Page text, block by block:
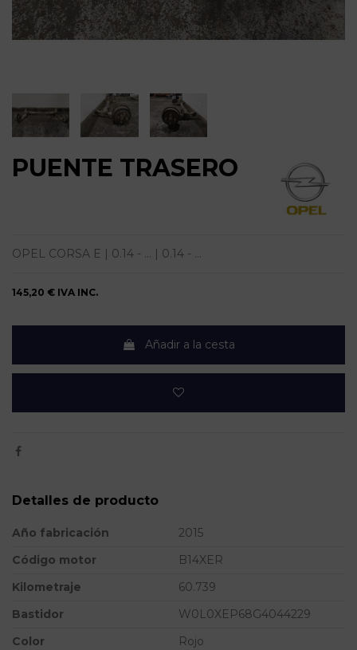
PUENTE TRASERO
OPEL CORSA E | 0.14 - ... | 0.14 - ...
145,20 € IVA INC.
Añadir a la cesta
Detalles de producto
Año fabricación
2015
Código motor
B14XER
Kilometraje
60.739
Bastidor
W0L0XEP68G4044229
Color
Rojo